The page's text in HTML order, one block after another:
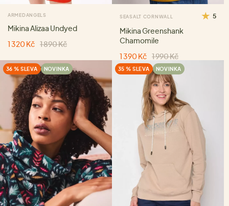
ARMEDANGELS
Mikina Alizaa Undyed
1 320 Kč 1 890 Kč
SEASALT CORNWALL 5
Mikina Greenshank
Chamomile
1 390 Kč 1 990 Kč
36 % SLEVA NOVINKA 35 % SLEVA NOVINKA